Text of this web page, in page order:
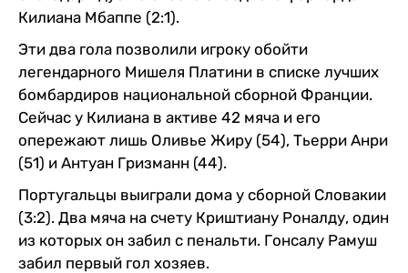
Килиана Мбаппе (2:1).
Эти два гола позволили игроку обойти
легендарного Мишеля Платини в списке лучших
бомбардиров национальной сборной Франции.
Сейчас у Килиана в активе 42 мяча и его
опережают лишь Оливье Жиру (54), Тьерри Анри
(51) и Антуан Гризманн (44).
Португальцы выиграли дома у сборной Словакии
(3:2). Два мяча на счету Криштиану Роналду, один
из которых он забил с пенальти. Гонсалу Рамуш
забил первый гол хозяев.